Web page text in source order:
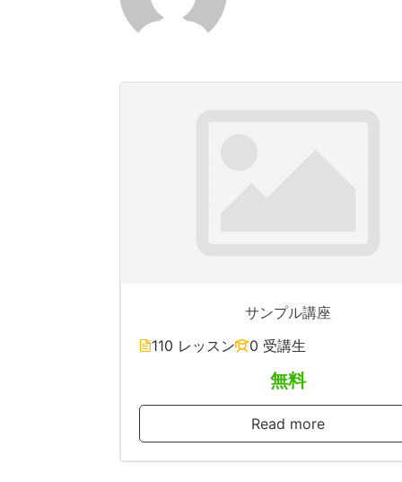
サンプル講座
110 レッスン
0 受講生
無料
Read more